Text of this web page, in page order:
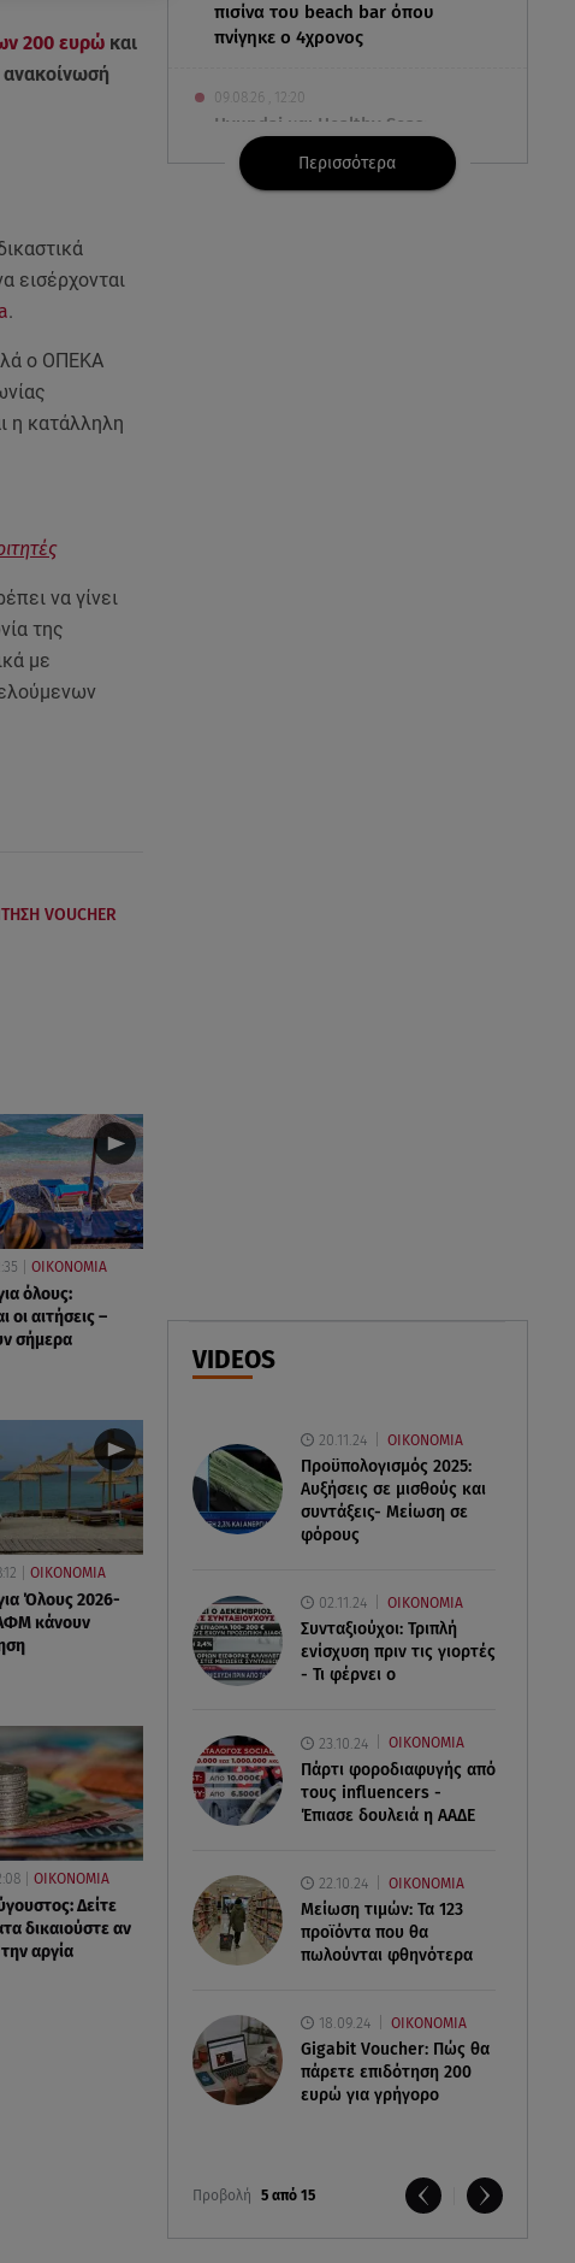
πισίνα του beach bar όπου
πνίγηκε ο 4χρονος
09.08.26 , 12:20
Hyundai και Healthy Seas:
Καθάρισαν 36 τόνους θαλάσσια
απορρίμματα
μαρμελάδα φράουλα
Περισσότερα
VIDEOS
20.11.24 ΟΙΚΟΝΟΜΙΑ
Προϋπολογισμός 2025:
Αυξήσεις σε μισθούς και
συντάξεις- Μείωση σε
φόρους
02.11.24 ΟΙΚΟΝΟΜΙΑ
Συνταξιούχοι: Τριπλή
ενίσχυση πριν τις γιορτές
- Τι φέρνει ο
23.10.24 ΟΙΚΟΝΟΜΙΑ
Πάρτι φοροδιαφυγής από
τους influencers -
Έπιασε δουλειά η ΑΑΔΕ
22.10.24 ΟΙΚΟΝΟΜΙΑ
Μείωση τιμών: Τα 123
προϊόντα που θα
πωλούνται φθηνότερα
18.09.24 ΟΙΚΟΝΟΜΙΑ
Gigabit Voucher: Πώς θα
πάρετε επιδότηση 200
ευρώ για γρήγορο
Προβολή 5 από 15
200 ευρώκαι
εισέρχονται
.
ο ΟΠΕΚΑ
η κατάλληλη
να γίνει
της
με
VOUCHER
ΟΙΚΟΝΟΜΙΑ
όλους:
οι αιτήσεις –
σήμερα
ΟΙΚΟΝΟΜΙΑ
Όλους 2026-
κάνουν
ΟΙΚΟΝΟΜΙΑ
Δείτε
δικαιούστε αν
αργία